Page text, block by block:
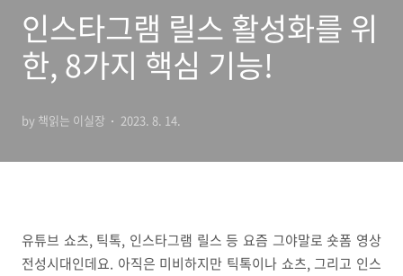
인스타그램 릴스 활성화를 위
한, 8가지 핵심 기능!
by 책읽는 이실장 2023. 8. 14.
유튜브 쇼츠, 틱톡, 인스타그램 릴스 등 요즘 그야말로 숏폼 영상
전성시대인데요. 아직은 미비하지만 틱톡이나 쇼츠, 그리고 인스